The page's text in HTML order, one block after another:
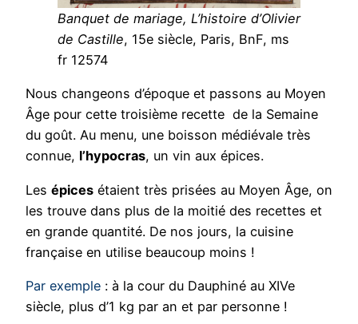
Banquet de mariage, L’histoire d’Olivier
de Castille, 15e siècle, Paris, BnF, ms
fr 12574
Nous changeons d’époque et passons au Moyen
Âge pour cette troisième recette de la Semaine
du goût. Au menu, une boisson médiévale très
connue, l’hypocras, un vin aux épices.
Les épices étaient très prisées au Moyen Âge, on
les trouve dans plus de la moitié des recettes et
en grande quantité. De nos jours, la cuisine
française en utilise beaucoup moins !
Par exemple : à la cour du Dauphiné au XIVe
siècle, plus d’1 kg par an et par personne !